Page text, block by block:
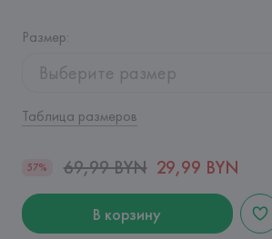
Размер:
Выберите размер
Таблица размеров
57% 69,99 BYN 29,99 BYN
В корзину